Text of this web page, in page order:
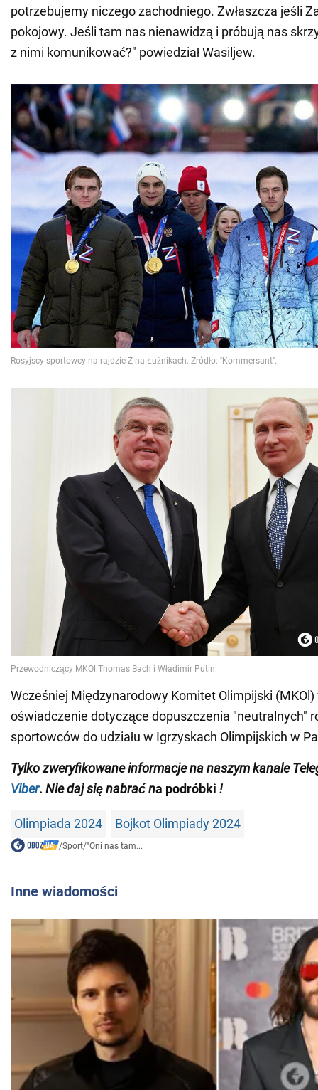
potrzebujemy niczego zachodniego. Zwłaszcza jeśli
pokojowy. Jeśli tam nas nienawidzą i próbują nas
z nimi komunikować?" powiedział Wasiljew.
Wcześniej Międzynarodowy Komitet Olimpijski (MKOl)
oświadczenie dotyczące dopuszczenia "neutralnych"
sportowców do udziału w Igrzyskach Olimpijskich w
Tylkozweryfikowane informacje na naszym kanale
Viber. Nie daj się nabrać na podróbki !
Olimpiada 2024 Bojkot Olimpiady 2024
/Sport/"Oni nas tam...
Inne wiadomości